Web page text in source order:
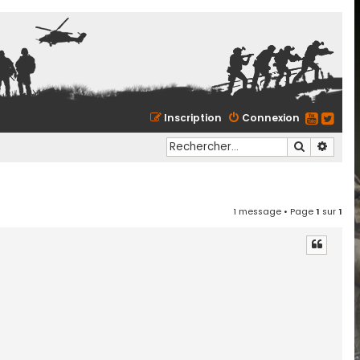
Connexion
Inscription
1 message • Page1 sur1